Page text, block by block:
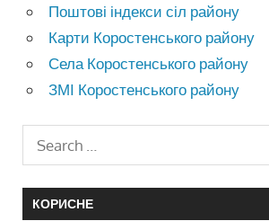
Поштові індекси сіл району
Карти Коростенського району
Села Коростенського району
ЗМІ Коростенського району
КОРИСНЕ